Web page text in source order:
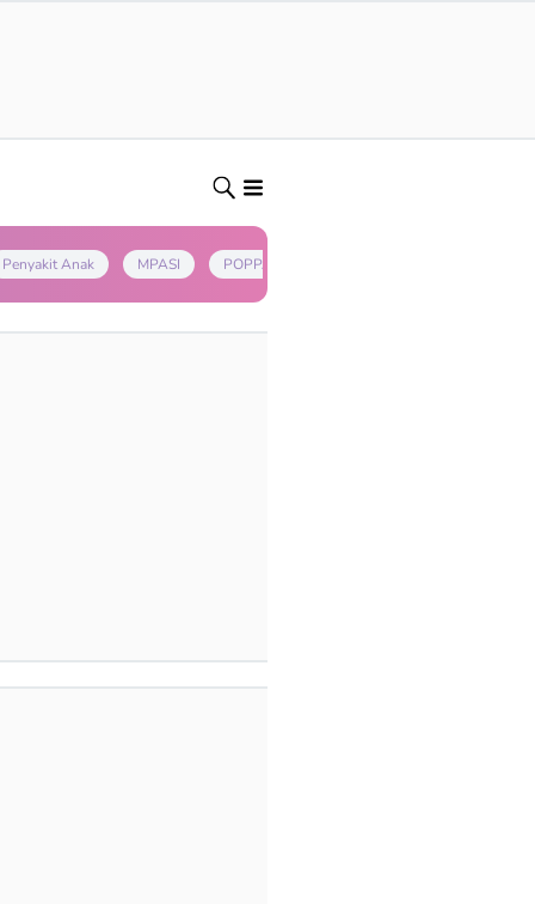
Penyakit Anak MPASI POPPAPA